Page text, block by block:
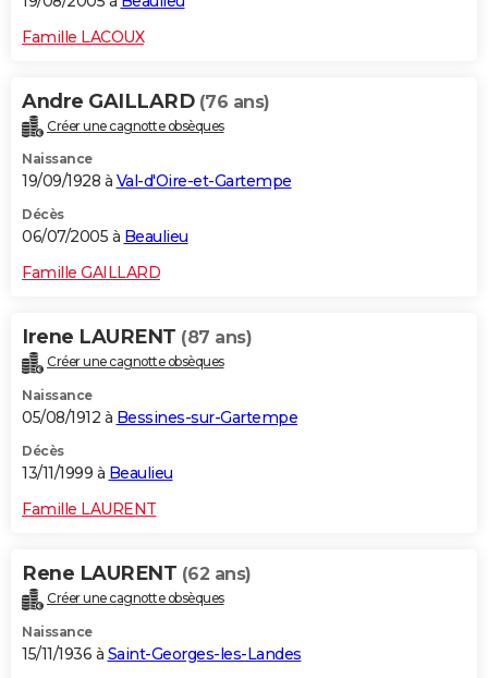
Famille LACOUX
Andre GAILLARD (76 ans)
Créer une cagnotte obsèques
Naissance
19/09/1928 à Val-d'Oire-et-Gartempe
Décès
06/07/2005 à Beaulieu
Famille GAILLARD
Irene LAURENT (87 ans)
Créer une cagnotte obsèques
Naissance
05/08/1912 à Bessines-sur-Gartempe
Décès
13/11/1999 à Beaulieu
Famille LAURENT
Rene LAURENT (62 ans)
Créer une cagnotte obsèques
Naissance
15/11/1936 à Saint-Georges-les-Landes